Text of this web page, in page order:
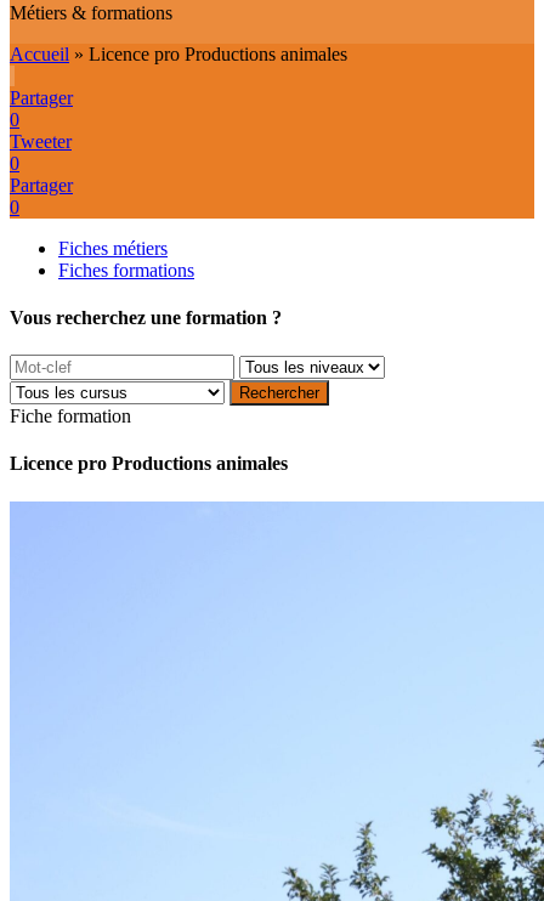
Métiers & formations
Accueil » Licence pro Productions animales
Partager
0
Tweeter
0
Partager
0
Fiches métiers
Fiches formations
Vous recherchez une formation ?
Fiche formation
Licence pro Productions animales